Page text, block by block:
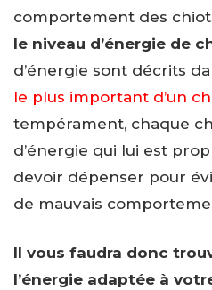
comportement des
le niveau d’énergie de
d’énergie sont décrits
le plus important d’un
tempérament, chaque
d’énergie qui lui est
devoir dépenser pour
de mauvais
Il vous faudra donc
l’énergie adaptée à